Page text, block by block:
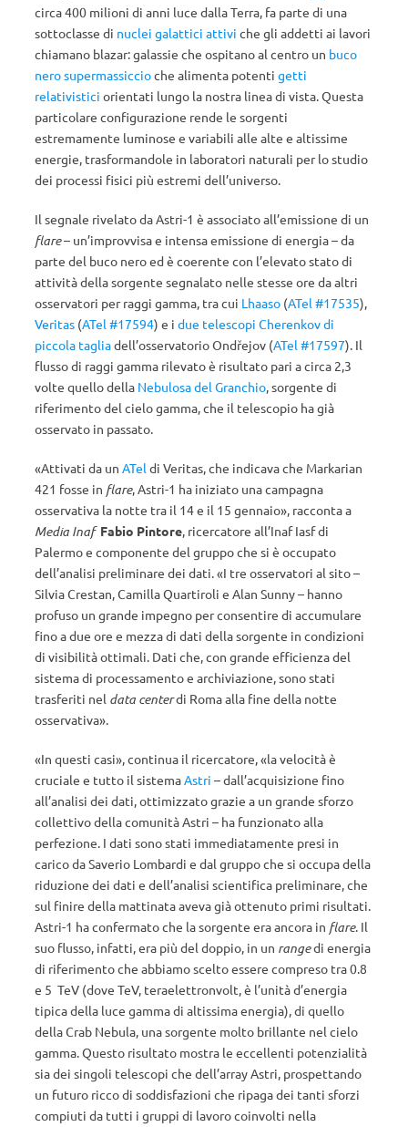
circa 400 milioni di anni luce dalla Terra, fa parte di una
sottoclasse di nuclei galattici attivi che gli addetti ai lavori
chiamano blazar: galassie che ospitano al centro un buco
nero supermassiccioche alimenta potenti getti
relativistici orientati lungo la nostra linea di vista. Questa
particolare configurazione rende le sorgenti
estremamente luminose e variabili alle alte e altissime
energie, trasformandole in laboratori naturali per lo studio
dei processi fisici più estremi dell’universo.
Il segnale rivelato da Astri-1 è associato all’emissione di un
flare– un’improvvisa e intensa emissione di energia – da
parte del buco nero ed è coerente con l’elevato stato di
attività della sorgente segnalato nelle stesse ore da altri
osservatori per raggi gamma, tra cui Lhaaso (ATel #17535),
Veritas (ATel #17594) e i due telescopi Cherenkov di
piccola tagliadell’osservatorio Ondřejov (ATel #17597). Il
flusso di raggi gamma rilevato è risultato pari a circa 2,3
volte quello della Nebulosa del Granchio, sorgente di
riferimento del cielo gamma, che il telescopio ha già
osservato in passato.
«Attivati da un ATel di Veritas, che indicava che Markarian
421 fosse in flare, Astri-1 ha iniziato una campagna
osservativa la notte tra il 14 e il 15 gennaio», racconta a
Media Inaf Fabio Pintore, ricercatore all’Inaf Iasf di
Palermo e componente del gruppo che si è occupato
dell’analisi preliminare dei dati. «I tre osservatori al sito –
Silvia Crestan, Camilla Quartiroli e Alan Sunny – hanno
profuso un grande impegno per consentire di accumulare
fino a due ore e mezza di dati della sorgente in condizioni
di visibilità ottimali. Dati che, con grande efficienza del
sistema di processamento e archiviazione, sono stati
trasferiti nel data centerdi Roma alla fine della notte
osservativa».
«In questi casi», continua il ricercatore, «la velocità è
cruciale e tutto il sistemaAstri – dall’acquisizione fino
all’analisi dei dati, ottimizzato grazie a un grande sforzo
collettivo della comunità Astri – ha funzionato alla
perfezione. I dati sono stati immediatamente presi in
carico da Saverio Lombardi e dal gruppo che si occupa della
riduzione dei dati e dell’analisi scientifica preliminare, che
sul finire della mattinata aveva già ottenuto primi risultati.
Astri-1 ha confermato che la sorgente era ancora in flare. Il
suo flusso, infatti, era più del doppio, in un rangedi energia
di riferimento che abbiamo scelto essere compreso tra 0.8
e 5 TeV (dove TeV, teraelettronvolt, è l’unità d’energia
tipica della luce gamma di altissima energia), di quello
della Crab Nebula, una sorgente molto brillante nel cielo
gamma. Questo risultato mostra le eccellenti potenzialità
sia dei singoli telescopi che dell’array Astri, prospettando
un futuro ricco di soddisfazioni che ripaga dei tanti sforzi
compiuti da tutti i gruppi di lavoro coinvolti nella